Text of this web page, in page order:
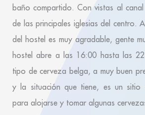
baño compartido. Con vistas al
de las principales iglesias del centro.
del hostel es muy agradable, gente
hostel abre a las 16:00 hasta las
tipo de cerveza belga, a muy buen
y la situación que tiene, es un sitio
para alojarse y tomar algunas